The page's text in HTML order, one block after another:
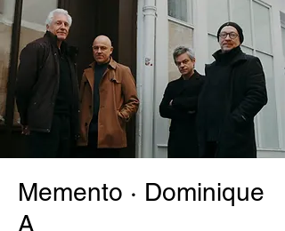
Memento · Dominique
A